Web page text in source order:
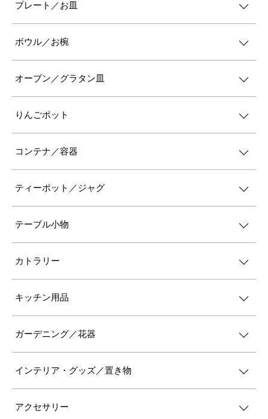
プレート／お皿
ボウル／お椀
オーブン／グラタン皿
りんごポット
コンテナ／容器
ティーポット／ジャグ
テーブル小物
カトラリー
キッチン用品
ガーデニング／花器
インテリア・グッズ／置き物
アクセサリー